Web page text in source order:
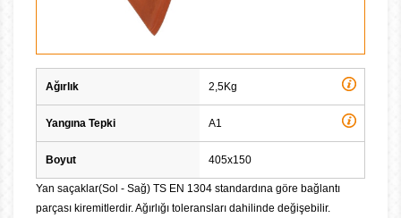
Ağırlık 2,5Kg
Yangına Tepki A1
Boyut 405x150
Yan saçaklar(Sol - Sağ) TS EN 1304 standardına göre bağlantı
parçası kiremitlerdir. Ağırlığı toleransları dahilinde değişebilir.